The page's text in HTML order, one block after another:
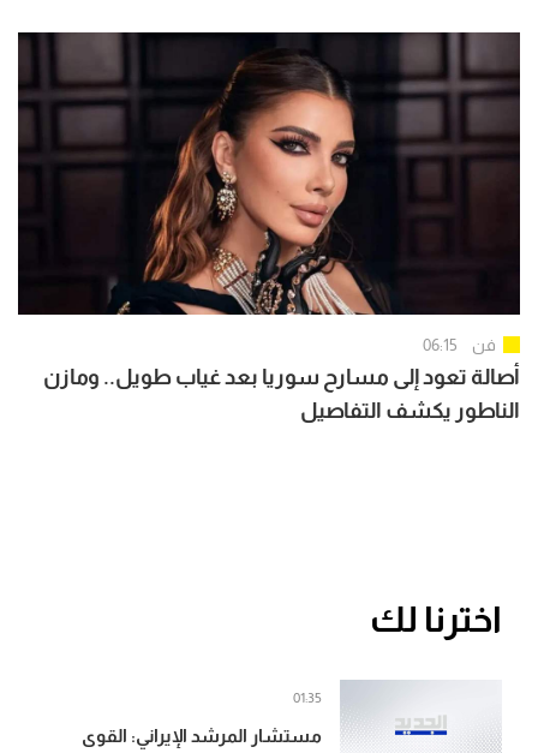
فن 06:15
أصالة تعود إلى مسارح سوريا بعد غياب طويل.. ومازن
الناطور يكشف التفاصيل
اخترنا لك
مستشار المرشد الإيراني: القوى
01:35